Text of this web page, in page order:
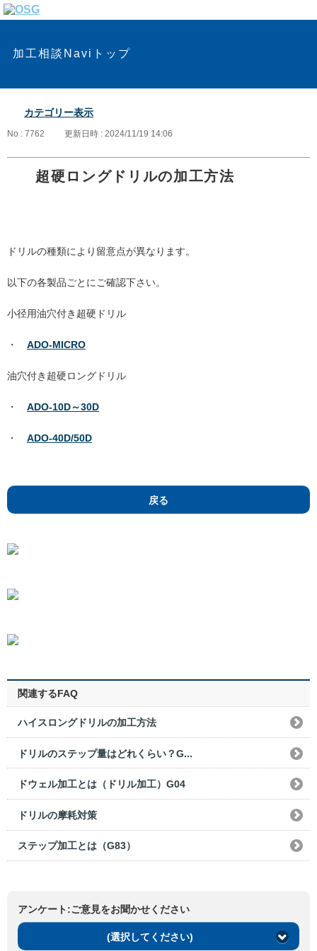
加工相談Naviトップ
カテゴリー表示
No : 7762 更新日時 : 2024/11/19 14:06
超硬ロングドリルの加工方法
ドリルの種類により留意点が異なります。
以下の各製品ごとにご確認下さい。
小径用油穴付き超硬ドリル
・ ADO-MICRO
油穴付き超硬ロングドリル
・ ADO-10D～30D
・ ADO-40D/50D
戻る
関連するFAQ
ハイスロングドリルの加工方法
ドリルのステップ量はどれくらい？G...
ドウェル加工とは（ドリル加工）G04
ドリルの摩耗対策
ステップ加工とは（G83）
アンケート:ご意見をお聞かせください
(選択してください)